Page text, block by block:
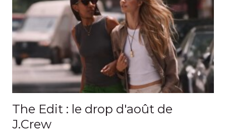
The Edit : le drop d'août de
J.Crew